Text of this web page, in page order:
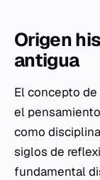
Origen
antigua
El concepto
el
como
siglos de
fundamental